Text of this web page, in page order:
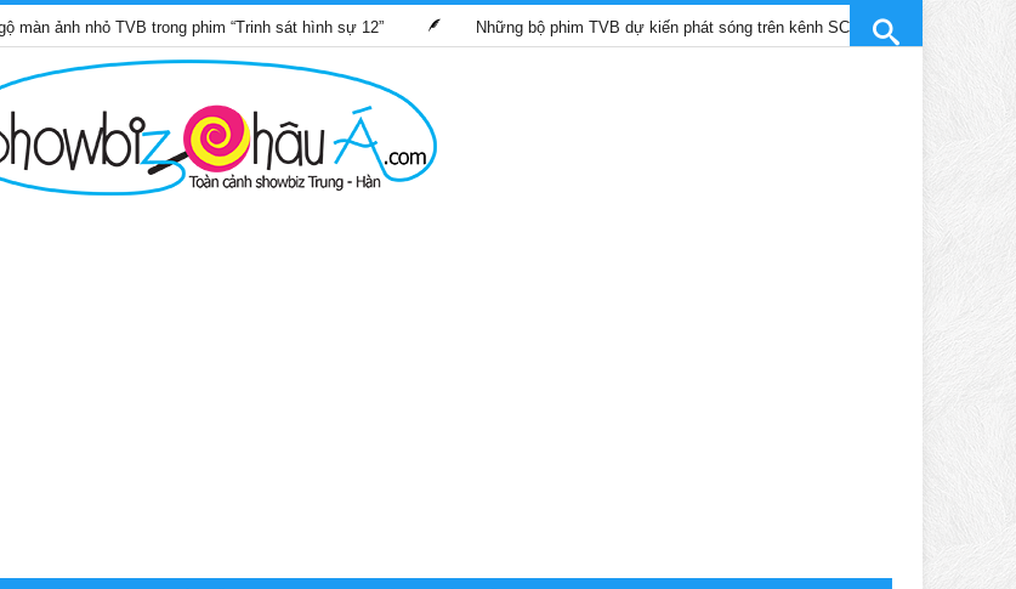
nhỏ TVB trong phim “Trinh sát hình sự 12” Những bộ phim TVB dự kiến phát sóng trên kênh SCTV9 tháng 4/2025